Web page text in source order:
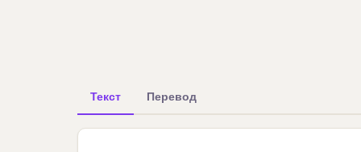
Текст Перевод